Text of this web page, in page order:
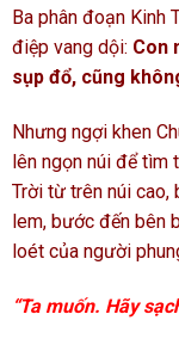
Ba phân đoạn Kinh
điệp vang dội: Con
sụp đổ, cũng
Nhưng ngợi khen
lên ngọn núi để tìm
Trời từ trên núi
lem, bước đến bên
loét của người
“Ta muốn. Hãy